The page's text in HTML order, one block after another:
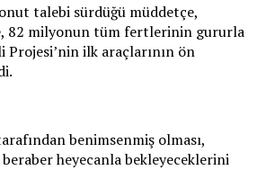
talebi sürdüğü müddetçe,
82 milyonun tüm fertlerinin gururla
ilk araçlarının ön
benimsenmiş olması,
beraber heyecanla bekleyeceklerini